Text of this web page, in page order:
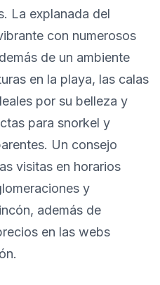
La explanada del
con numerosos
de un ambiente
en la playa, las calas
por su belleza y
para snorkel y
Un consejo
visitas en horarios
y
además de
en las webs